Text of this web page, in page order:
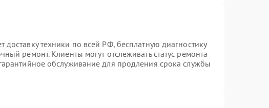
техники по всей РФ, бесплатную диагностику
ремонт. Клиенты могут отслеживать статус ремонта
обслуживание для продления срока службы